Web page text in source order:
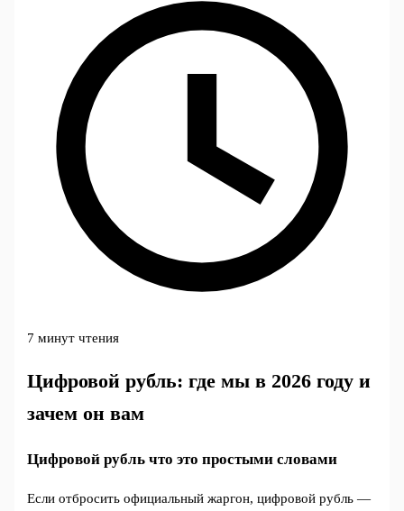
7 минут чтения
Цифровой рубль: где мы в 2026 году и
зачем он вам
Цифровой рубль что это простыми словами
Если отбросить официальный жаргон, цифровой рубль —